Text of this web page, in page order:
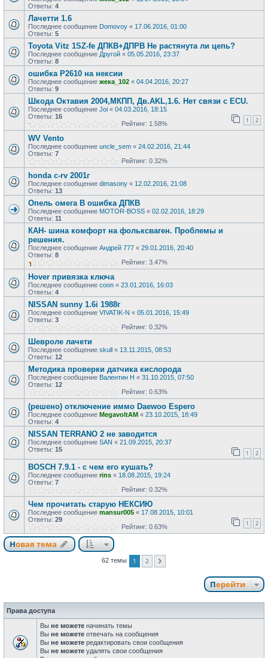
Ответы: 4
Лачетти 1.6
Последнее сообщение Domovoy « 17.06.2016, 01:00
Ответы: 5
Toyota Vitz 1SZ-fe ДПКВ+ДПРВ Не растянута ли цепь?
Последнее сообщение Другой « 05.05.2016, 23:37
Ответы: 8
ошибка P2610 на нексии
Последнее сообщение жека_102 « 04.04.2016, 20:27
Ответы: 9
Шкода Октавия 2004,МКПП, Дв.AKL,1.6. Нет связи с ECU.
Последнее сообщение Joi « 04.03.2016, 18:15
Ответы: 16 1 2
Рейтинг: 1.58%
WV Vento
Последнее сообщение uncle_sem « 24.02.2016, 21:44
Ответы: 7
Рейтинг: 0.32%
honda c-rv 2001г
Последнее сообщение dimasony « 12.02.2016, 21:08
Ответы: 13
Опель омега В ошибка ДПКВ
Последнее сообщение MOTOR-BOSS « 02.02.2016, 18:29
Ответы: 11
КАН- шина комфорт на фольксваген. Проблемы и
решения.
Последнее сообщение Андрей 777 « 29.01.2016, 20:40
Ответы: 8
Рейтинг: 3.47%
Hover привязка ключа
Последнее сообщение coon « 23.01.2016, 16:03
Ответы: 4
NISSAN sunny 1.6i 1988г
Последнее сообщение VIVATIK-N « 05.01.2016, 15:49
Ответы: 3
Рейтинг: 0.32%
Шевроле лачети
Последнее сообщение skull « 13.11.2015, 08:53
Ответы: 12
Методика проверки датчика кислорода
Последнее сообщение Валентин Н « 31.10.2015, 07:50
Ответы: 12
Рейтинг: 0.63%
(решено) отключение иммо Daewoo Espero
Последнее сообщение MegavoltAM « 23.10.2015, 18:49
Ответы: 4
NISSAN TERRANO 2 не заводится
Последнее сообщение SAN « 21.09.2015, 20:37
Ответы: 15 1 2
BOSCH 7.9.1 - с чем его кушать?
Последнее сообщение rins « 18.08.2015, 19:24
Ответы: 7
Рейтинг: 0.32%
Чем прочитать старую НЕКСИЮ
Последнее сообщение mansur005 « 17.08.2015, 10:01
Ответы: 29 1 2
Рейтинг: 0.63%
Новая тема
62 темы 1 2
Перейти
Права доступа
Вы не можете начинать темы
Вы не можете отвечать на сообщения
Вы не можете редактировать свои сообщения
Вы не можете удалять свои сообщения